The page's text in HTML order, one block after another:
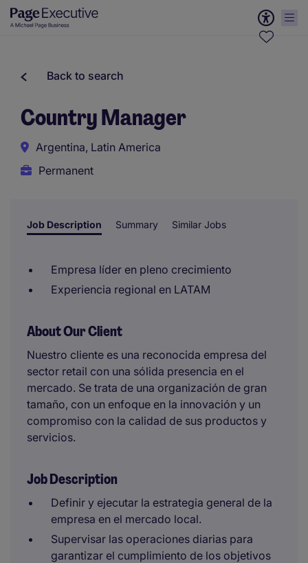
Back to search
Country Manager
Argentina, Latin America
Permanent
Job Description Summary Similar Jobs
Empresa líder en pleno crecimiento
Experiencia regional en LATAM
About Our Client
Nuestro cliente es una reconocida empresa del
sector retail con una sólida presencia en el
mercado. Se trata de una organización de gran
tamaño, con un enfoque en la innovación y un
compromiso con la calidad de sus productos y
servicios.
Job Description
Definir y ejecutar la estrategia general de la
empresa en el mercado local.
Supervisar las operaciones diarias para
garantizar el cumplimiento de los objetivos